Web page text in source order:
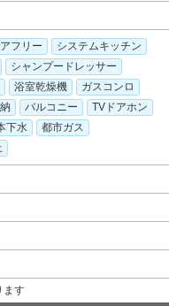
フリー
システムキッチン
シャンプードレッサー
浴室乾燥機
ガスコンロ
バルコニー
TVドアホン
下水
都市ガス
ます